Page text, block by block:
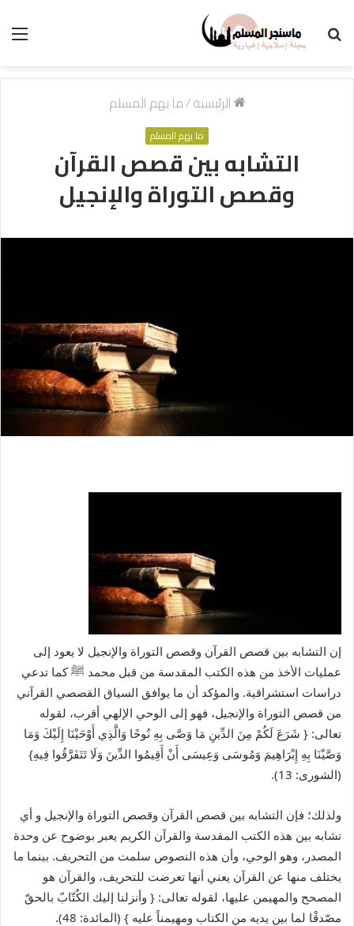
الرئيسية/ما يهم المسلم
ما يهم المسلم
التشابه بين قصص القرآن
وقصص التوراة والإنجيل
إن التشابه بين قصص القرآن وقصص التوراة والإنجيل لا يعود إلى
عمليات الأخذ من هذه الكتب المقدسة من قبل محمد ﷺكما تدعي
دراسات استشراقية. والمؤكد أن ما يوافق السياق القصصي القرآني
من قصص التوراة والإنجيل، فهو إلى الوحي الإلهي أقرب، لقوله
تعالى: { شَرَعَ لَكُمْ مِنَ الدِّينِ مَا وَصَّى بِهِ نُوحًا وَالَّذِي أَوْحَيْنَا إِلَيْكَ وَمَا
وَصَّيْنَا بِهِ إِبْرَاهِيمَ وَمُوسَى وَعِيسَى أَنْ أَقِيمُوا الدِّينَ وَلَا تَتَفَرَّقُوا فِيهِ}
(الشورى: 13).
ولذلك؛ فإن التشابه بين قصص القرآن وقصص التوراة والإنجيل و أي
تشابه بين هذه الكتب المقدسة والقرآن الكريم يعبر بوضوح عن وحدة
المصدر، وهو الوحي، وأن هذه النصوص سلمت من التحريف. بينما ما
يختلف منها عن القرآن يعني أنها تعرضت للتحريف، والقرآن هو
المصحح والمهيمن عليها، لقوله تعالى: { وأنزلنا إليك الكٌتّابّ بالحقّ
مصّدقْا لما بين يديه من الكتاب ومهيمناً عليه } (المائدة: 48).